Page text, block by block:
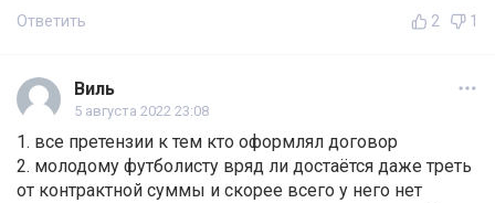
Ответить 2 1
Виль
5 августа 2022 23:08
1. все претензии к тем кто оформлял договор
2. молодому футболисту вряд ли достаётся даже треть
от контрактной суммы и скорее всего у него нет